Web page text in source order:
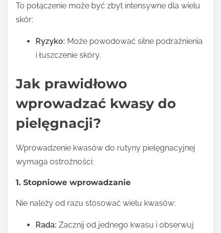
To połączenie może być zbyt intensywne dla wielu
skór:
Ryzyko: Może powodować silne podrażnienia
i łuszczenie skóry.
Jak prawidłowo
wprowadzać kwasy do
pielęgnacji?
Wprowadzenie kwasów do rutyny pielęgnacyjnej
wymaga ostrożności:
1. Stopniowe wprowadzanie
Nie należy od razu stosować wielu kwasów:
Rada: Zacznij od jednego kwasu i obserwuj